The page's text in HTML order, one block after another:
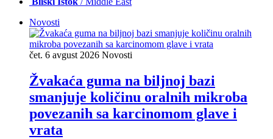
Novosti
čet. 6 avgust 2026 Novosti
Žvakaća guma na biljnoj bazi
smanjuje količinu oralnih mikroba
povezanih sa karcinomom glave i
vrata